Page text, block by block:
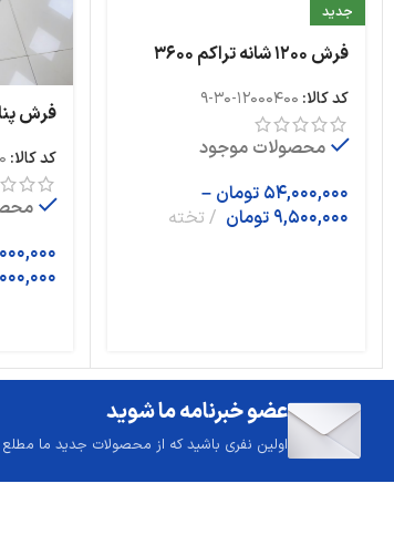
جدید
فرش ۱۲۰۰ شانه تراکم ۳۶۰۰
رنگ
کد کالا: 12000400-30-9
محصولات موجود
54,000,000 تومان –
9,500,000 تومان تخته
کد کالا:
عضو خبرنامه ما شوید
اولین نفری باشید که از محصولات جدید ما